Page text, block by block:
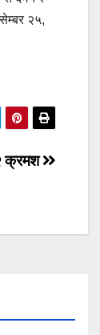
२५,
क्रमश